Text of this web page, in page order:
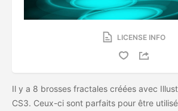
LICENSE INFO
Il y a 8 brosses fractales créées avec
CS3. Ceux-ci sont parfaits pour être